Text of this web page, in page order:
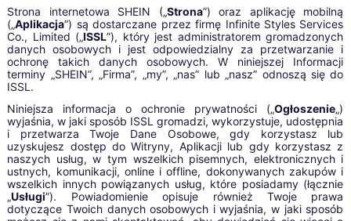
Strona internetowa SHEIN („Strona”) oraz aplikację mobilną
(„Aplikacja”) są dostarczane przez firmę Infinite Styles Services
Co., Limited („ISSL”), który jest administratorem gromadzonych
danych osobowych i jest odpowiedzialny za przetwarzanie i
ochronę takich danych osobowych. W niniejszej Informacji
terminy „SHEIN”, „Firma”, „my”, „nas” lub „nasz” odnoszą się do
ISSL.
Niniejsza informacja o ochronie prywatności („Ogłoszenie„)
wyjaśnia, w jaki sposób ISSL gromadzi, wykorzystuje, udostępnia
i przetwarza Twoje Dane Osobowe, gdy korzystasz lub
uzyskujesz dostęp do Witryny, Aplikacji lub gdy korzystasz z
naszych usług, w tym wszelkich pisemnych, elektronicznych i
ustnych, komunikacji, online i offline, dokonywanych zakupów i
wszelkich innych powiązanych usług, które posiadamy (łącznie
„Usługi”). Powiadomienie opisuje również Twoje prawa
dotyczące Twoich danych osobowych i wyjaśnia, w jaki sposób